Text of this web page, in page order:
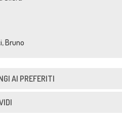
Bruno
AI PREFERITI